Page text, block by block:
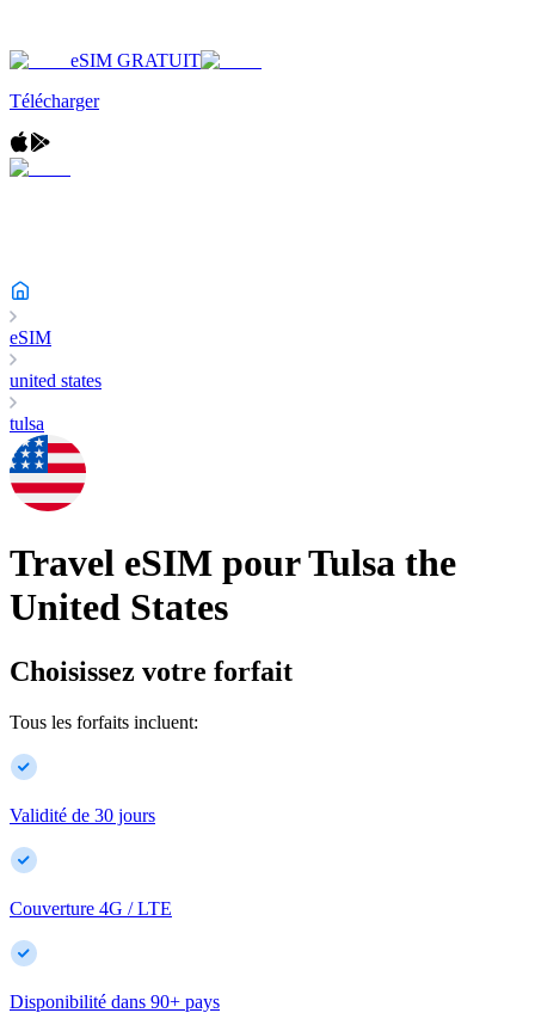
eSIM GRATUIT
Télécharger
eSIM
united states
tulsa
Travel eSIM pourTulsa the
United States
Choisissez votre forfait
Tous les forfaits incluent:
Validité de 30 jours
Couverture 4G / LTE
Disponibilité dans 90+ pays